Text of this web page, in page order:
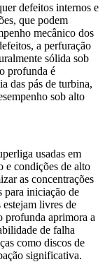
defeitos internos e
que podem
mecânico dos
a perfuração
sólida sob
profunda é
das pás de turbina,
sob alto
usadas em
e condições de alto
as concentrações
para iniciação de
livres de
profunda aprimora a
de falha
como discos de
significativa.